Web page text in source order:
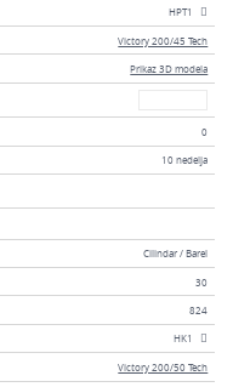
HPT1
Victory 200/45 Tech
Prikaz 3D modela
0
10 nedelja
Cilindar / Barel
30
824
HK1
Victory 200/50 Tech